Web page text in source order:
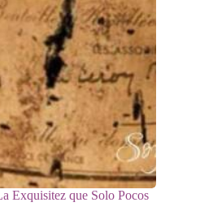
Exquisitez que Solo Pocos